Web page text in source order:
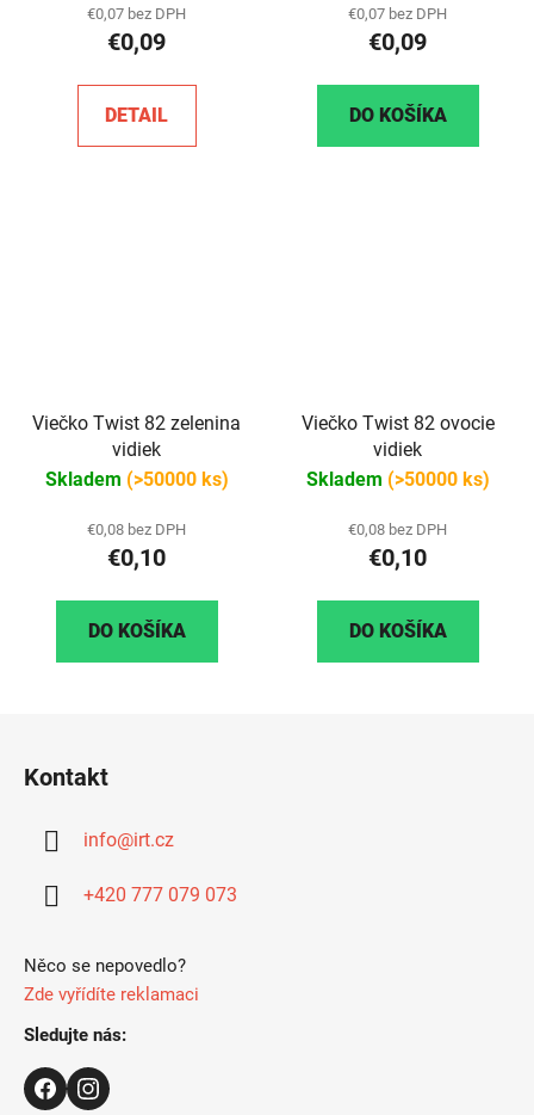
€0,07 bez DPH
€0,09
DETAIL
€0,07 bez DPH
€0,09
DO KOŠÍKA
Viečko Twist 82 zelenina
vidiek
Skladem (>50000 ks)
€0,08 bez DPH
€0,10
DO KOŠÍKA
Viečko Twist 82 ovocie
vidiek
Skladem (>50000 ks)
€0,08 bez DPH
€0,10
DO KOŠÍKA
Kontakt
info@irt.cz
+420 777 079 073
Něco se nepovedlo?
Zde vyřídíte reklamaci
Sledujte nás: